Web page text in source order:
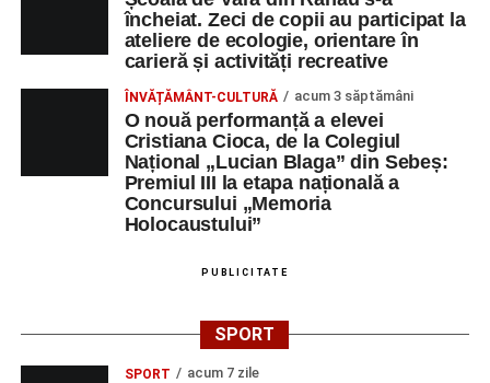
încheiat. Zeci de copii au participat la
ateliere de ecologie, orientare în
carieră și activități recreative
ÎNVĂȚĂMÂNT-CULTURĂ acum 3 săptămâni
O nouă performanță a elevei
Cristiana Cioca, de la Colegiul
Național „Lucian Blaga” din Sebeș:
Premiul III la etapa națională a
Concursului „Memoria
Holocaustului”
PUBLICITATE
SPORT
SPORT acum 7 zile